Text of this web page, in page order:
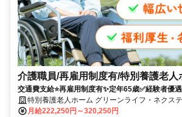
介護職員/再雇用制度有/特別養護老人
交通費支給⭐️再雇用制度有✨定年65歳✅️経験者優
人 特別養護老人ホーム グリーンライフ・ネクステ
月給222,250円～320,250円